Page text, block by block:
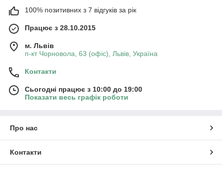
100% позитивних з 7 відгуків за рік
Працює з 28.10.2015
м. Львів
п-кт Чорновола, 63 (офіс), Львів, Україна
Контакти
Сьогодні працює з 10:00 до 19:00
Показати весь графік роботи
Про нас
Контакти